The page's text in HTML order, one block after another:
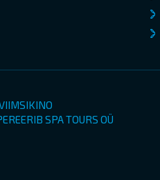
SPA TOURS OÜ